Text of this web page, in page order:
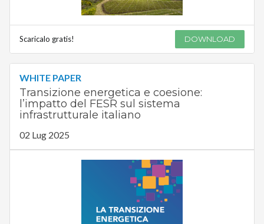
Scaricalo gratis! DOWNLOAD
WHITE PAPER
Transizione energetica e coesione:
l’impatto del FESR sul sistema
infrastrutturale italiano
02 Lug 2025